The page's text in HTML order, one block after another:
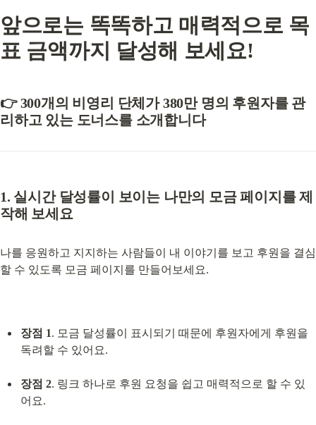
앞으로는 똑똑하고 매력적으로 목
표 금액까지 달성해 보세요!
👉 300개의 비영리 단체가 380만 명의 후원자를 관
리하고 있는 도너스를 소개합니다
1. 실시간 달성률이 보이는 나만의 모금 페이지를 제
작해 보세요
나를 응원하고 지지하는 사람들이 내 이야기를 보고 후원을 결심
할 수 있도록 모금 페이지를 만들어보세요.
장점 1. 모금 달성률이 표시되기 때문에 후원자에게 후원을
독려할 수 있어요.
장점 2. 링크 하나로 후원 요청을 쉽고 매력적으로 할 수 있
어요.